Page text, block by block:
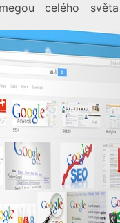
celého světa